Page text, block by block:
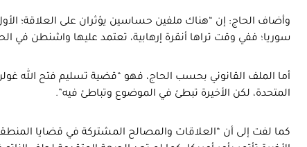
وأضاف الحاج: إن “هناك ملفين حساسين يؤثران على العلاقة؛
سوريا؛ ففي وقت تراها أنقرة إرهابية، تعتمد عليها واشنطن في
أما الملف القانوني بحسب الحاج، فهو “قضية تسليم فتح الله غولن
المتحدة، لكن الأخيرة تبطئ في الموضوع وتباطئ فيه”.
كما لفت إلى أن “العلاقات والمصالح المشتركة في قضايا